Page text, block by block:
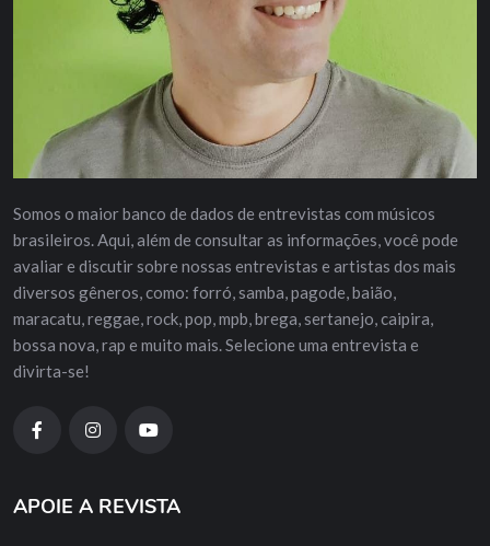
Somos o maior banco de dados de entrevistas com músicos
brasileiros. Aqui, além de consultar as informações, você pode
avaliar e discutir sobre nossas entrevistas e artistas dos mais
diversos gêneros, como: forró, samba, pagode, baião,
maracatu, reggae, rock, pop, mpb, brega, sertanejo, caipira,
bossa nova, rap e muito mais. Selecione uma entrevista e
divirta-se!
APOIE A REVISTA